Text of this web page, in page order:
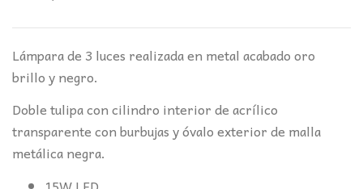
Lámpara de 3 luces realizada en metal acabado oro
brillo y negro.
Doble tulipa con cilindro interior de acrílico
transparente con burbujas y óvalo exterior de malla
metálica negra.